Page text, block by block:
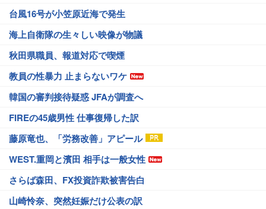
台風16号が小笠原近海で発生
海上自衛隊の生々しい映像が物議
秋田県職員、報道対応で喫煙
教員の性暴力 止まらないワケ
韓国の審判接待疑惑 JFAが調査へ
FIREの45歳男性 仕事復帰した訳
藤原竜也、「労務改善」アピール
WEST.重岡と濱田 相手は一般女性
さらば森田、FX投資詐欺被害告白
山崎怜奈、突然妊娠だけ公表の訳